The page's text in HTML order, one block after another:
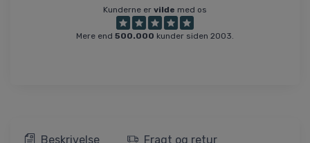
Kunderne er vilde med os
Mere end 500.000 kunder siden 2003.
Beskrivelse Fragt og retur